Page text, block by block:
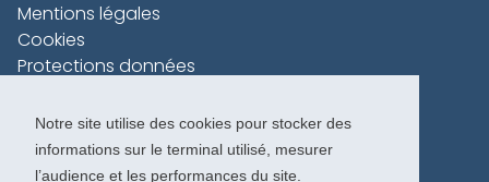
Notre site utilise des cookies pour stocker des
informations sur le terminal utilisé, mesurer
l’audience et les performances du site.
Mentions légales
Cookies
Protections données
Charte voyageur
Copyright 1996-2026